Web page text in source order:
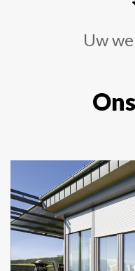
Uw